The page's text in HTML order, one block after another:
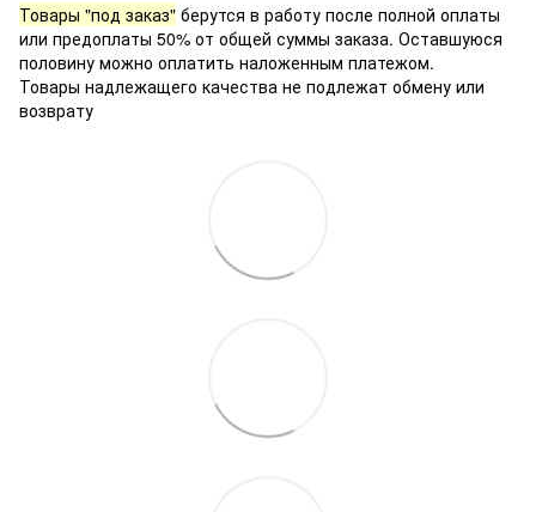
Товары "под заказ" берутся в работу после полной оплаты
или предоплаты 50% от общей суммы заказа. Оставшуюся
половину можно оплатить наложенным платежом.
Товары надлежащего качества не подлежат обмену или
возврату